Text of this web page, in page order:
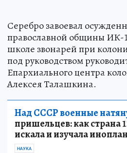
Серебро завоевал
православной общины ИК-
школе звонарей при
под руководством
Епархиального центра
Алексея Талашкина.
Над СССР военные
пришельцев: как страна
искала и изучала
НАУКА